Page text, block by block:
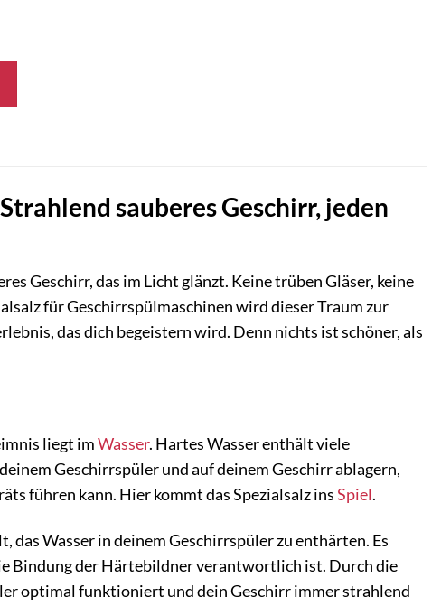
sauberes Geschirr, jeden
Geschirr, das im Licht glänzt. Keine trüben Gläser, keine
für Geschirrspülmaschinen wird dieser Traum zur
das dich begeistern wird. Denn nichts ist schöner, als
liegt imWasser. Hartes Wasser enthält viele
Geschirrspüler und auf deinem Geschirr ablagern,
führen kann. Hier kommt das Spezialsalz insSpiel.
das Wasser in deinem Geschirrspüler zu enthärten. Es
Bindung der Härtebildner verantwortlich ist. Durch die
optimal funktioniert und dein Geschirr immer strahlend